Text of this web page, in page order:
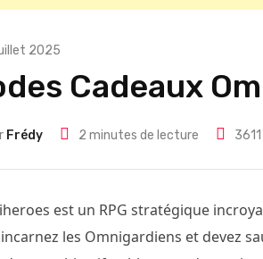
2025
Cadeaux
Frédy 2 minutes de lecture 3611
est un RPG stratégique
les Omnigardiens et devez